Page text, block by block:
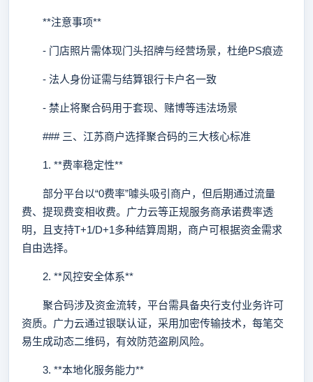
**注意事项**
- 门店照片需体现门头招牌与经营场景，杜绝PS痕迹
- 法人身份证需与结算银行卡户名一致
- 禁止将聚合码用于套现、赌博等违法场景
### 三、江苏商户选择聚合码的三大核心标准
1. **费率稳定性**
部分平台以“0费率”噱头吸引商户，但后期通过流量
费、提现费变相收费。广力云等正规服务商承诺费率透
明，且支持T+1/D+1多种结算周期，商户可根据资金需求
自由选择。
2. **风控安全体系**
聚合码涉及资金流转，平台需具备央行支付业务许可
资质。广力云通过银联认证，采用加密传输技术，每笔交
易生成动态二维码，有效防范盗刷风险。
3. **本地化服务能力**